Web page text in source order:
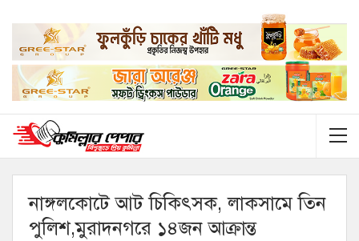
নাঙ্গলকোটে আট চিকিৎসক, লাকসামে তিন
পুলিশ,মুরাদনগরে ১৪জন আক্রান্ত